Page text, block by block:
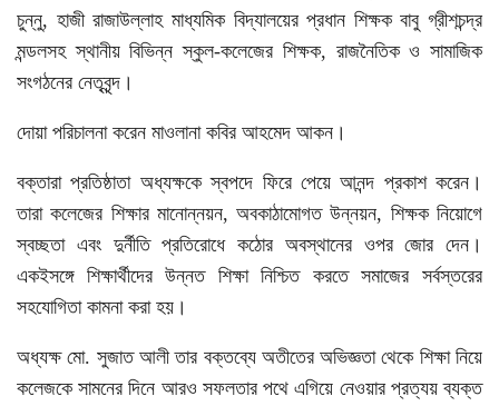
চুন্নু, হাজী রাজাউল্লাহ মাধ্যমিক বিদ্যালয়ের প্রধান শিক্ষক বাবু গ্রীশচন্দ্র
মন্ডলসহ স্থানীয় বিভিন্ন স্কুল-কলেজের শিক্ষক, রাজনৈতিক ও সামাজিক
সংগঠনের নেতৃবৃন্দ।
দোয়া পরিচালনা করেন মাওলানা কবির আহমেদ আকন।
বক্তারা প্রতিষ্ঠাতা অধ্যক্ষকে স্বপদে ফিরে পেয়ে আনন্দ প্রকাশ করেন।
তারা কলেজের শিক্ষার মানোন্নয়ন, অবকাঠামোগত উন্নয়ন, শিক্ষক নিয়োগে
স্বচ্ছতা এবং দুর্নীতি প্রতিরোধে কঠোর অবস্থানের ওপর জোর দেন।
একইসঙ্গে শিক্ষার্থীদের উন্নত শিক্ষা নিশ্চিত করতে সমাজের সর্বস্তরের
সহযোগিতা কামনা করা হয়।
অধ্যক্ষ মো. সুজাত আলী তার বক্তব্যে অতীতের অভিজ্ঞতা থেকে শিক্ষা নিয়ে
কলেজকে সামনের দিনে আরও সফলতার পথে এগিয়ে নেওয়ার প্রত্যয় ব্যক্ত